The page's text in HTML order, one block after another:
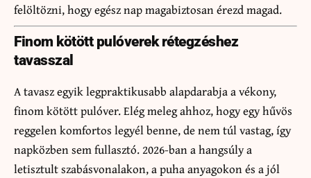
felöltözni, hogy egész nap magabiztosan érezd magad.
Finom kötött pulóverek rétegzéshez
tavasszal
A tavasz egyik legpraktikusabb alapdarabja a vékony,
finom kötött pulóver. Elég meleg ahhoz, hogy egy hűvös
reggelen komfortos legyél benne, de nem túl vastag, így
napközben sem fullasztó. 2026-ban a hangsúly a
letisztult szabásvonalakon, a puha anyagokon és a jól